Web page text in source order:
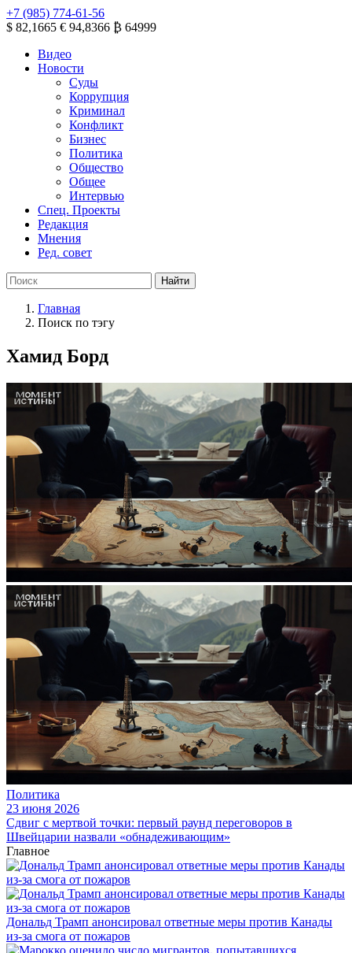
+7 (985) 774-61-56
$ 82,1665 € 94,8366 ₿ 64999
Видео
Новости
Суды
Коррупция
Криминал
Конфликт
Бизнес
Политика
Общество
Общее
Интервью
Спец. Проекты
Редакция
Мнения
Ред. совет
Главная
Поиск по тэгу
Хамид Борд
Политика
23 июня 2026
Сдвиг с мертвой точки: первый раунд переговоров в
Швейцарии назвали «обнадеживающим»
Главное
Дональд Трамп анонсировал ответные меры против Канады
из-за смога от пожаров